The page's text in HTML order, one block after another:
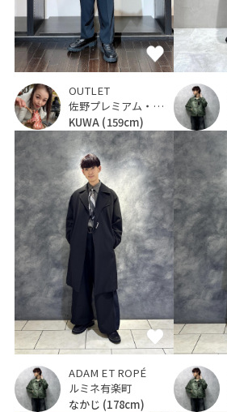
OUTLET
佐野プレミアム・アウトレット
KUWA (159cm)
ADAM ET ROPÉ
ルミネ有楽町
なかじ (178cm)